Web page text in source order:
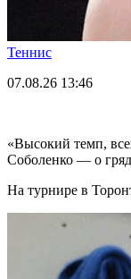
Теннис
07.08.26 13:46
«Высокий темп,
Соболенко — о
На турнире в